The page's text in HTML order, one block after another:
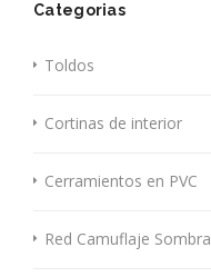
Categorias
Toldos
Cortinas de interior
Cerramientos en PVC
Red Camuflaje Sombra